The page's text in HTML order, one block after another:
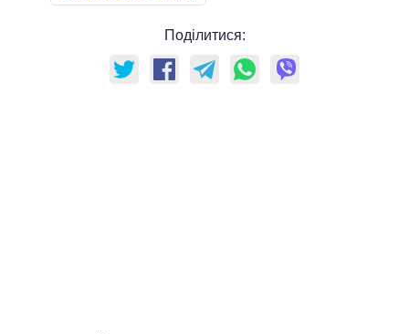
Поділитися: